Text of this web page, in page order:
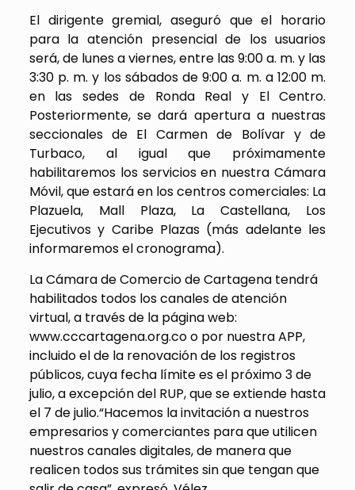
El dirigente gremial, aseguró que el horario
para la atención presencial de los usuarios
será, de lunes a viernes, entre las 9:00 a. m. y las
3:30 p. m. y los sábados de 9:00 a. m. a 12:00 m.
en las sedes de Ronda Real y El Centro.
Posteriormente, se dará apertura a nuestras
seccionales de El Carmen de Bolívar y de
Turbaco, al igual que próximamente
habilitaremos los servicios en nuestra Cámara
Móvil, que estará en los centros comerciales: La
Plazuela, Mall Plaza, La Castellana, Los
Ejecutivos y Caribe Plazas (más adelante les
informaremos el cronograma).
La Cámara de Comercio de Cartagena tendrá
habilitados todos los canales de atención
virtual, a través de la página web:
www.cccartagena.org.co o por nuestra APP,
incluido el de la renovación de los registros
públicos, cuya fecha límite es el próximo 3 de
julio, a excepción del RUP, que se extiende hasta
el 7 de julio.“Hacemos la invitación a nuestros
empresarios y comerciantes para que utilicen
nuestros canales digitales, de manera que
realicen todos sus trámites sin que tengan que